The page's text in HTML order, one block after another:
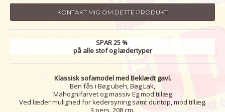
KONTAKT MIG OM DETTE PRODUKT
SPAR 25 %
på alle stof og lædertyper
Klassisk sofamodel med Beklædt gavl.
Ben fås i Bøg ubeh, Bøg Lak,
Mahognifarvet og massiv Eg mod tillæg
Ved læder mulighed for kedersyning samt duntop, mod tillæg.
3 pers. 208 cm.